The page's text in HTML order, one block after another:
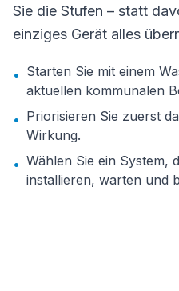
Sie die Stufen – statt
einziges Gerät alles
• Starten Sie mit einem
aktuellen kommunalen
• Priorisieren Sie zuerst
Wirkung.
• Wählen Sie ein System,
installieren, warten und